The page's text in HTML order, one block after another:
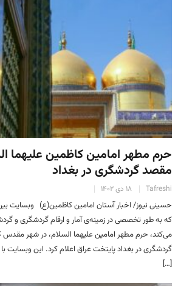
حرم مطهر امامین کاظمین علیهما
مقصد گردشگری در بغداد
Tafreshi ۱۸ دی ۱۴۰۲
حسینی نیوز/ اخبار آستان امامین کاظمین(ع) وبسایت بین
که به طور تخصصی در زمینه‌ی آمار و ارقام گردشگری و
می‌کند، حرم مطهر امامین علیهما السلام، در شهر
گردشگری در بغداد پایتخت عراق اعلام کرد. این وبسایت
[…]